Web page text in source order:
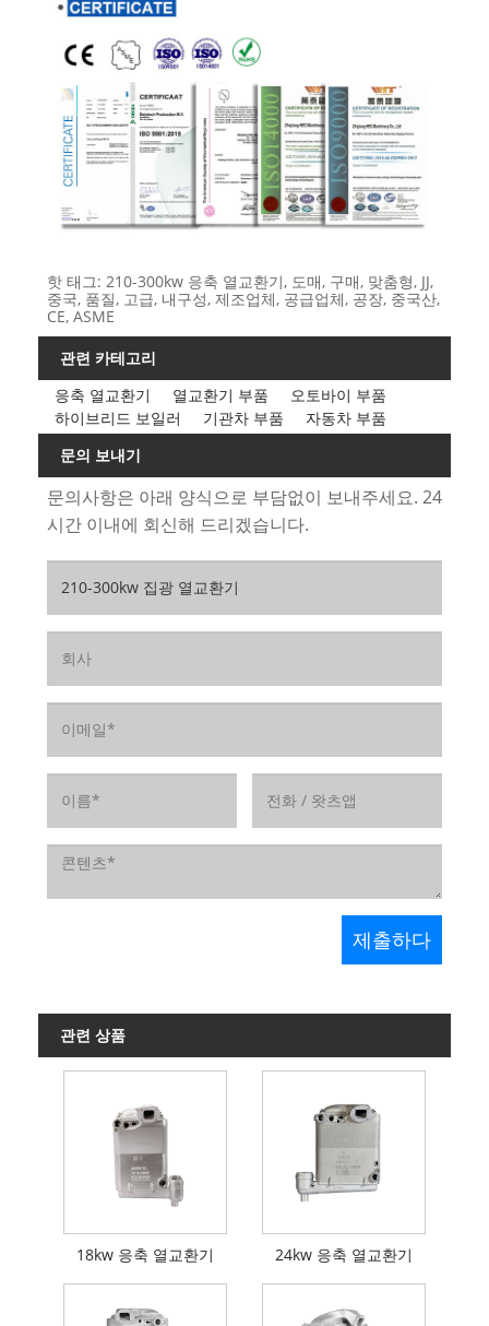
핫 태그: 210-300kw 응축 열교환기, 도매, 구매, 맞춤형, JJ,
중국, 품질, 고급, 내구성, 제조업체, 공급업체, 공장, 중국산,
CE, ASME
관련 카테고리
응축 열교환기
열교환기 부품
오토바이 부품
하이브리드 보일러
기관차 부품
자동차 부품
문의 보내기
문의사항은 아래 양식으로 부담없이 보내주세요. 24
시간 이내에 회신해 드리겠습니다.
관련 상품
18kw 응축 열교환기 24kw 응축 열교환기